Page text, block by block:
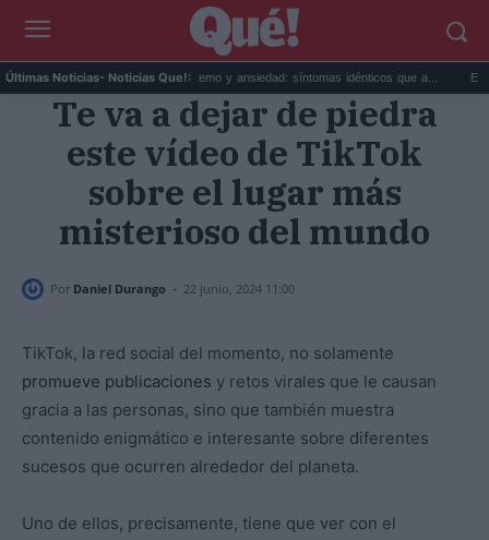
Últimas Noticias- Noticias Que!:
hoy mis... Calor extremo y ansiedad: síntomas idénticos que a... El precio
Te va a dejar de piedra
este vídeo de TikTok
sobre el lugar más
misterioso del mundo
Por Daniel Durango - 22 junio, 2024 11:00
TikTok, la red social del momento, no solamente
promueve publicaciones y retos virales que le causan
gracia a las personas, sino que también muestra
contenido enigmático e interesante sobre diferentes
sucesos que ocurren alrededor del planeta.
Uno de ellos, precisamente, tiene que ver con el